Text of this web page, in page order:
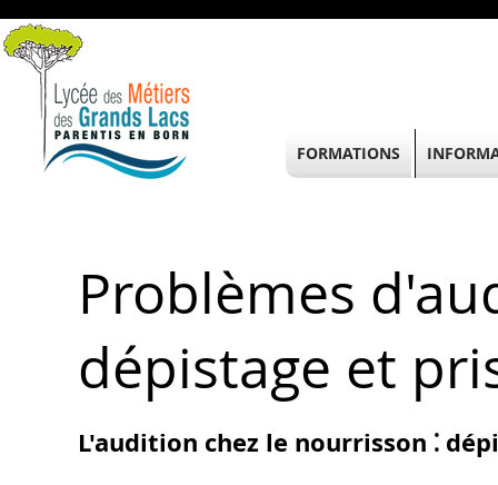
Problèmes
dépistage et
L'audition chez le nourrisson ⁚
FORMATIONS